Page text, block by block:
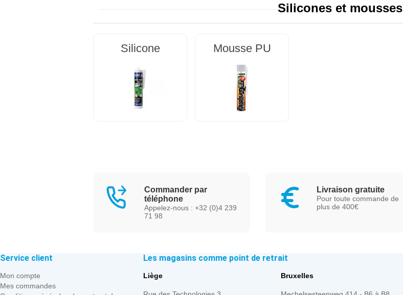
Silicones et mousses
Silicone Mousse PU
Commander par
téléphone
Appelez-nous : +32 (0)4 239
71 98
Livraison gratuite
Pour toute commande de
plus de 400€
Service client
Mon compte
Mes commandes
Les magasins comme point de retrait
Liège Bruxelles